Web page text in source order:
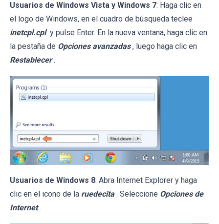
Usuarios de Windows Vista y Windows 7: Haga clic en
el logo de Windows, en el cuadro de búsqueda teclee
inetcpl.cpl y pulse Enter. En la nueva ventana, haga clic en
la pestaña de Opciones avanzadas , luego haga clic en
Restablecer .
Usuarios de Windows 8: Abra Internet Explorer y haga
clic en el icono de la ruedecita . Seleccione Opciones de
Internet .